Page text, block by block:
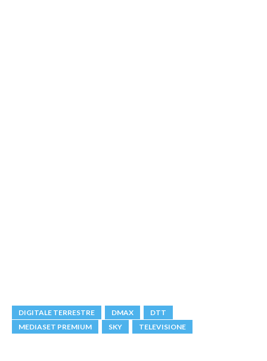
DIGITALE TERRESTRE DMAX
DTT
MEDIASET PREMIUM
SKY TELEVISIONE